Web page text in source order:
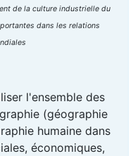
de la culture industrielle du
dans les relations
l'ensemble des
(géographie
humaine dans
économiques,